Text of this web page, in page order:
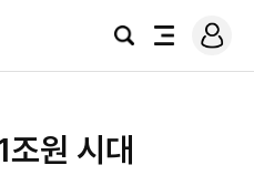
검
전
로
그
원 시대